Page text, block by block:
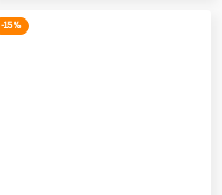
-15 %